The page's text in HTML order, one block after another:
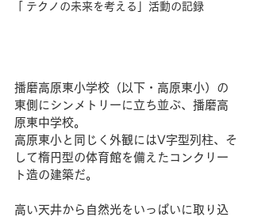
「 テクノの未来を考える」活動の記録
播磨高原東小学校（以下・高原東小）の
東側にシンメトリーに立ち並ぶ、播磨高
原東中学校。
高原東小と同じく外観にはV字型列柱、そ
して楕円型の体育館を備えたコンクリー
ト造の建築だ。
高い天井から自然光をいっぱいに取り込